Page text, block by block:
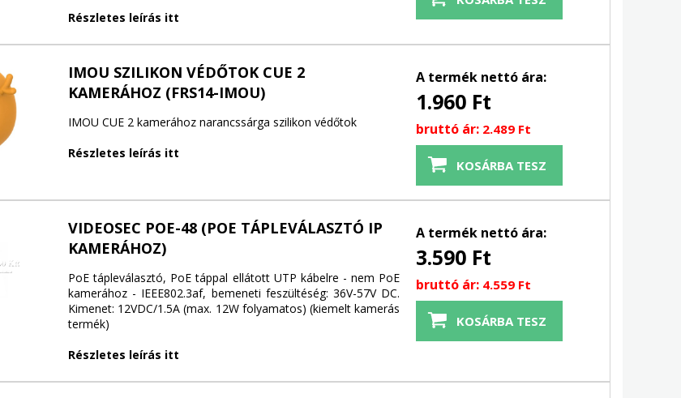
Részletes leírás itt
IMOU SZILIKON VÉDŐTOK CUE 2
KAMERÁHOZ (FRS14-IMOU)
IMOU CUE 2 kamerához narancssárga szilikon védőtok
Részletes leírás itt
A termék nettó ára:
1.960 Ft
bruttó ár: 2.489 Ft
VIDEOSEC POE-48 (POE TÁPLEVÁLASZTÓ IP
KAMERÁHOZ)
PoE tápleválasztó, PoE táppal ellátott UTP kábelre - nem PoE
kamerához - IEEE802.3af, bemeneti feszültéség: 36V-57V DC.
Kimenet: 12VDC/1.5A (max. 12W folyamatos) (kiemelt kamerás
termék)
Részletes leírás itt
A termék nettó ára:
3.590 Ft
bruttó ár: 4.559 Ft